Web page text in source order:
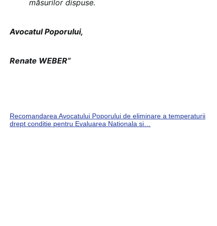
măsurilor dispuse.
Avocatul Poporului,
Renate WEBER”
Recomandarea Avocatului Poporului de eliminare a temperaturii
drept conditie pentru Evaluarea Nationala si…